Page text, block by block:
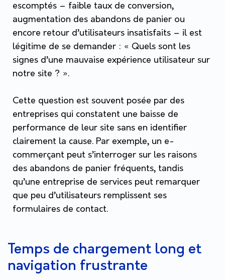
escomptés – faible taux de conversion,
augmentation des abandons de panier ou
encore retour d’utilisateurs insatisfaits – il est
légitime de se demander : « Quels sont les
signes d’une mauvaise expérience utilisateur sur
notre site ? ».
Cette question est souvent posée par des
entreprises qui constatent une baisse de
performance de leur site sans en identifier
clairement la cause. Par exemple, un e-
commerçant peut s’interroger sur les raisons
des abandons de panier fréquents, tandis
qu’une entreprise de services peut remarquer
que peu d’utilisateurs remplissent ses
formulaires de contact.
Temps de chargement long et
navigation frustrante